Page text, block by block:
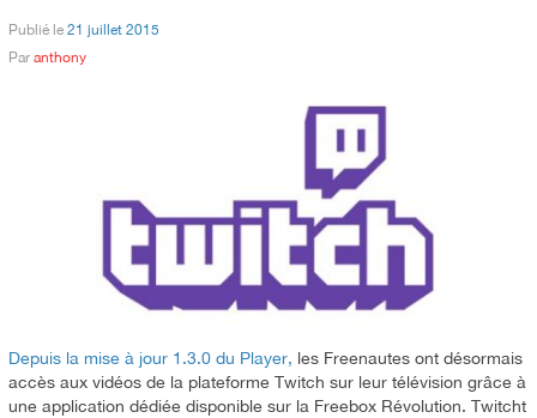
Publié le 21 juillet 2015
Par anthony
Depuis la mise à jour 1.3.0 du Player, les Freenautes ont désormais
accès aux vidéos de la plateforme Twitch sur leur télévision grâce à
une application dédiée disponible sur la Freebox Révolution. Twitcht